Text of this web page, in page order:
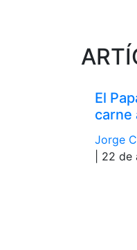
El
carne
Jorge
| 22